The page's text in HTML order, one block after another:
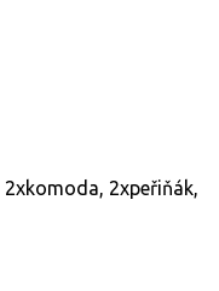
2xpeřiňák,